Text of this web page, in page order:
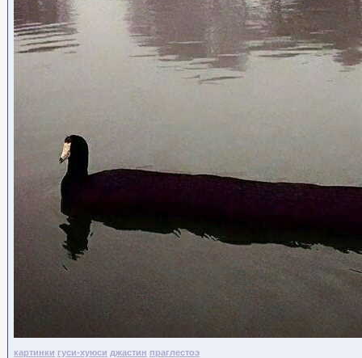
картинки гуси-хуюси джастин праглестоэ